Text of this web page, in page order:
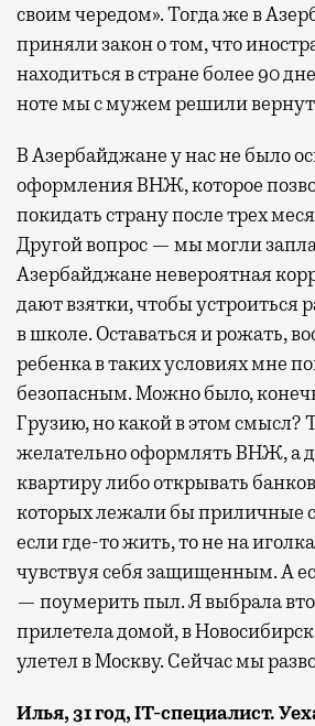
своим чередом». Тогда же в
приняли закон о том, что
находиться в стране более 90
ноте мы с мужем решили
В Азербайджане у нас не было
оформления ВНЖ, которое
покидать страну после трех
Другой вопрос — мы могли
Азербайджане невероятная
дают взятки, чтобы устроиться
в школе. Оставаться и рожать,
ребенка в таких условиях мне
безопасным. Можно было,
Грузию, но какой в этом смысл?
желательно оформлять ВНЖ, а
квартиру либо открывать
которых лежали бы приличные
если где-то жить, то не на
чувствуя себя защищенным. А
— поумерить пыл. Я выбрала
прилетела домой, в
улетел в Москву. Сейчас мы
Илья, 31 год, IT-специалист.